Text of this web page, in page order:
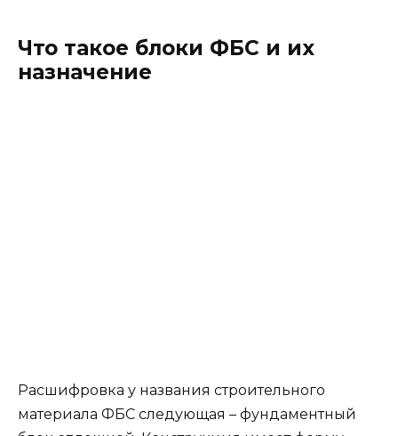
Что такое блоки ФБС и их
назначение
Расшифровка у названия строительного
материала ФБС следующая – фундаментный